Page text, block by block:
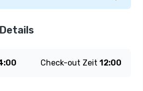
Check-out Zeit 12:00